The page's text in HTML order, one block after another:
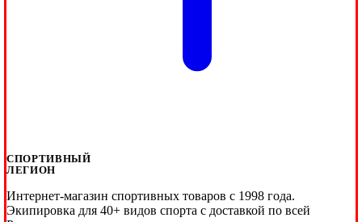
СПОРТИВНЫЙ
ЛЕГИОН
Интернет-магазин спортивных товаров с 1998 года.
Экипировка для 40+ видов спорта с доставкой по всей